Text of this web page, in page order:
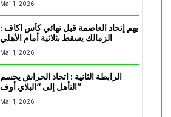
Mai 1, 2026
يهم إتحاد العاصمة قبل نهائي كأس اكاف :
Mai 1, 2026
الرابطة الثانية : اتحاد الحراش يحسم
التأهل إلى “البلاي أوف”
Mai 1, 2026